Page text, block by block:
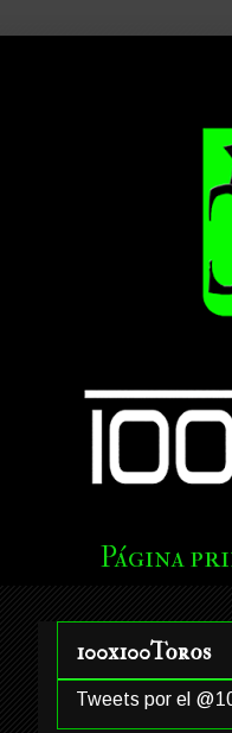
Página
100x100Toros
Tweets por el